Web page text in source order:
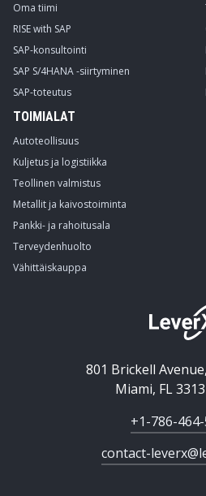
Oma tiimi
RISE with SAP
SAP-konsultointi
SAP S/4HANA -siirtyminen
SAP-toteutus
TOIMIALAT
Autoteollisuus
Kuljetus ja logistiikka
Teollinen valmistus
Metallit ja kaivostoiminta
Pankki- ja rahoitusala
Terveydenhuolto
Vähittäiskauppa
801 Brickell
Miami, FL
+1-786-
contact-